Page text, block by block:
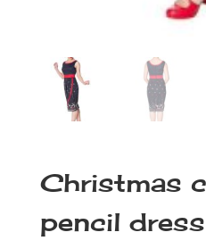
Christmas
pencil